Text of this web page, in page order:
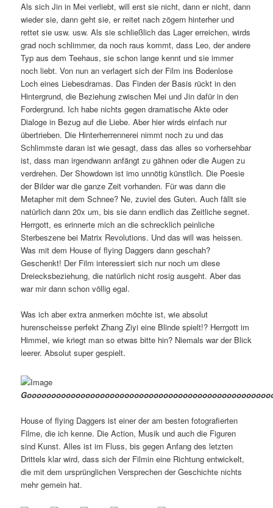
Als sich Jin in Mei verliebt, will erst sie nicht, dann er nicht, dann
wieder sie, dann geht sie, er reitet nach zögern hinterher und
rettet sie usw. usw. Als sie schließlich das Lager erreichen, wirds
grad noch schlimmer, da noch raus kommt, dass Leo, der andere
Typ aus dem Teehaus, sie schon lange kennt und sie immer
noch liebt. Von nun an verlagert sich der Film ins Bodenlose
Loch eines Liebesdramas. Das Finden der Basis rückt in den
Hintergrund, die Beziehung zwischen Mei und Jin dafür in den
Fordergrund. Ich habe nichts gegen dramatische Akte oder
Dialoge in Bezug auf die Liebe. Aber hier wirds einfach nur
übertrieben. Die Hinterherrennerei nimmt noch zu und das
Schlimmste daran ist wie gesagt, dass das alles so vorhersehbar
ist, dass man irgendwann anfängt zu gähnen oder die Augen zu
verdrehen. Der Showdown ist imo unnötig künstlich. Die Poesie
der Bilder war die ganze Zeit vorhanden. Für was dann die
Metapher mit dem Schnee? Ne, zuviel des Guten. Auch fällt sie
natürlich dann 20x um, bis sie dann endlich das Zeitliche segnet.
Herrgott, es erinnerte mich an die schrecklich peinliche
Sterbeszene bei Matrix Revolutions. Und das will was heissen.
Was mit dem House of flying Daggers dann geschah?
Geschenkt! Der Film interessiert sich nur noch um diese
Dreiecksbeziehung, die natürlich nicht rosig ausgeht. Aber das
war mir dann schon völlig egal.
Was ich aber extra anmerken möchte ist, wie absolut
hurenscheisse perfekt Zhang Ziyi eine Blinde spielt!? Herrgott im
Himmel, wie kriegt man so etwas bitte hin? Niemals war der Blick
leerer. Absolut super gespielt.
House of flying Daggers ist einer der am besten fotografierten
Filme, die ich kenne. Die Action, Musik und auch die Figuren
sind Kunst. Alles ist im Fluss, bis gegen Anfang des letzten
Drittels klar wird, dass sich der Filmin eine Richtung entwickelt,
die mit dem ursprünglichen Versprechen der Geschichte nichts
mehr gemein hat.